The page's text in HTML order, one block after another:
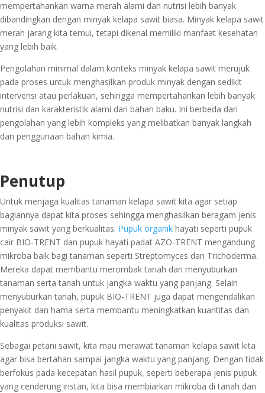
mempertahankan warna merah alami dan nutrisi lebih banyak
dibandingkan dengan minyak kelapa sawit biasa. Minyak kelapa sawit
merah jarang kita temui, tetapi dikenal memiliki manfaat kesehatan
yang lebih baik.
Pengolahan minimal dalam konteks minyak kelapa sawit merujuk
pada proses untuk menghasilkan produk minyak dengan sedikit
intervensi atau perlakuan, sehingga mempertahankan lebih banyak
nutrisi dan karakteristik alami dari bahan baku. Ini berbeda dari
pengolahan yang lebih kompleks yang melibatkan banyak langkah
dan penggunaan bahan kimia.
Penutup
Untuk menjaga kualitas tanaman kelapa sawit kita agar setiap
bagiannya dapat kita proses sehingga menghasilkan beragam jenis
minyak sawit yang berkualitas. Pupuk organik hayati seperti pupuk
cair BIO-TRENT dan pupuk hayati padat AZO-TRENT mengandung
mikroba baik bagi tanaman seperti Streptomyces dan Trichoderma.
Mereka dapat membantu merombak tanah dan menyuburkan
tanaman serta tanah untuk jangka waktu yang panjang. Selain
menyuburkan tanah, pupuk BIO-TRENT juga dapat mengendalikan
penyakit dan hama serta membantu meningkatkan kuantitas dan
kualitas produksi sawit.
Sebagai petani sawit, kita mau merawat tanaman kelapa sawit kita
agar bisa bertahan sampai jangka waktu yang panjang. Dengan tidak
berfokus pada kecepatan hasil pupuk, seperti beberapa jenis pupuk
yang cenderung instan, kita bisa membiarkan mikroba di tanah dan